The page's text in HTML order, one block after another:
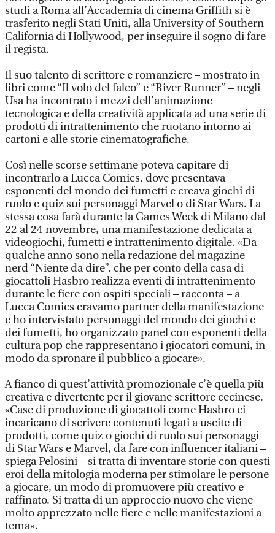
studi a Roma all’Accademia di cinema Griffith si è
trasferito negli Stati Uniti, alla University of Southern
California di Hollywood, per inseguire il sogno di fare
il regista.
Il suo talento di scrittore e romanziere – mostrato in
libri come “Il volo del falco” e “River Runner” – negli
Usa ha incontrato i mezzi dell’animazione
tecnologica e della creatività applicata ad una serie di
prodotti di intrattenimento che ruotano intorno ai
cartoni e alle storie cinematografiche.
Così nelle scorse settimane poteva capitare di
incontrarlo a Lucca Comics, dove presentava
esponenti del mondo dei fumetti e creava giochi di
ruolo e quiz sui personaggi Marvel o di Star Wars. La
stessa cosa farà durante la Games Week di Milano dal
22 al 24 novembre, una manifestazione dedicata a
videogiochi, fumetti e intrattenimento digitale. «Da
qualche anno sono nella redazione del magazine
nerd “Niente da dire”, che per conto della casa di
giocattoli Hasbro realizza eventi di intrattenimento
durante le fiere con ospiti speciali – racconta – a
Lucca Comics eravamo partner della manifestazione
e ho intervistato personaggi del mondo dei giochi e
dei fumetti, ho organizzato panel con esponenti della
cultura pop che rappresentano i giocatori comuni, in
modo da spronare il pubblico a giocare».
A fianco di quest’attività promozionale c’è quella più
creativa e divertente per il giovane scrittore cecinese.
«Case di produzione di giocattoli come Hasbro ci
incaricano di scrivere contenuti legati a uscite di
prodotti, come quiz o giochi di ruolo sui personaggi
di Star Wars e Marvel, da fare con influencer italiani –
spiega Pelosini – si tratta di inventare storie con questi
eroi della mitologia moderna per stimolare le persone
a giocare, un modo di promuovere più creativo e
raffinato. Si tratta di un approccio nuovo che viene
molto apprezzato nelle fiere e nelle manifestazioni a
tema».